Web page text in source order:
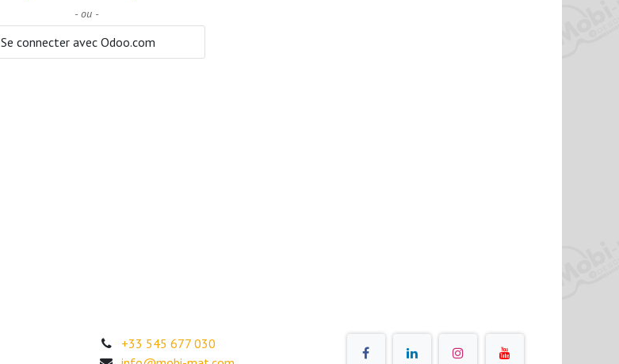
- ou -
Se connecter avec Odoo.com
+33 545 677 030